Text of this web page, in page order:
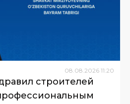
08.08.2026 11:20
строителей